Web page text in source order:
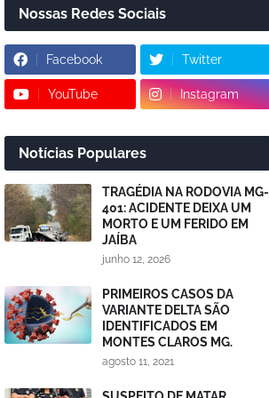
Nossas Redes Sociais
Facebook Twitter
YouTube Instagram
Notícias Populares
TRAGÉDIA NA RODOVIA MG-
401: ACIDENTE DEIXA UM
MORTO E UM FERIDO EM
JAÍBA
junho 12, 2026
PRIMEIROS CASOS DA
VARIANTE DELTA SÃO
IDENTIFICADOS EM
MONTES CLAROS MG.
agosto 11, 2021